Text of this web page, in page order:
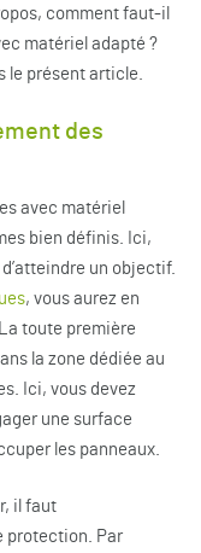
comment faut-il
matériel adapté ?
le présent article.
des
avec matériel
bien définis. Ici,
un objectif.
, vous aurez en
toute première
la zone dédiée au
Ici, vous devez
une surface
les panneaux.
il faut
protection. Par